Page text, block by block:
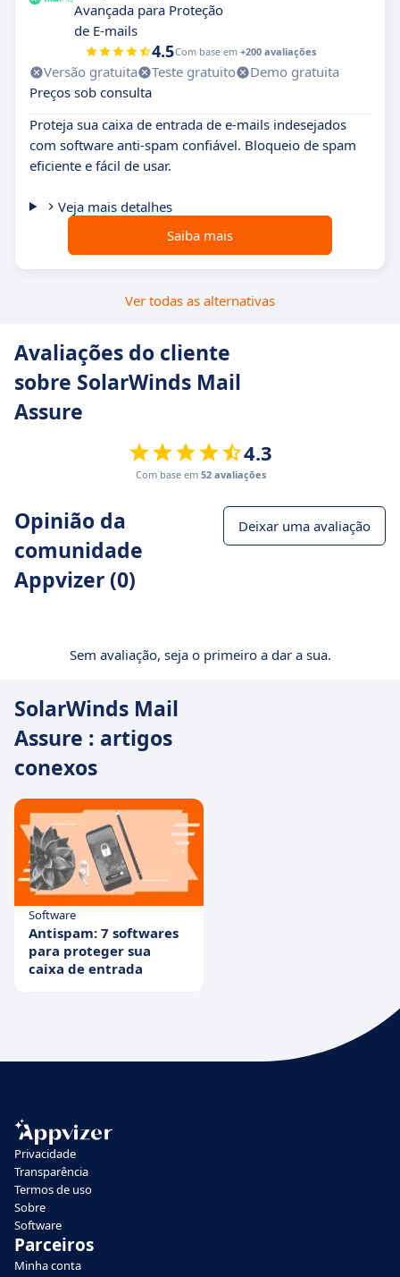
Avançada para Proteção
de E-mails
4.5Com base em +200 avaliações
Versão gratuita Teste gratuito
Demo gratuita
Preços sob consulta
Proteja sua caixa de entrada de e-mails indesejados
com software anti-spam confiável. Bloqueio de spam
eficiente e fácil de usar.
Veja mais detalhes
Saiba mais
Ver todas as alternativas
Avaliações do cliente
sobre SolarWinds Mail
Assure
4.3
Com base em 52 avaliações
Opinião da
comunidade
Appvizer (0)
Deixar uma avaliação
Sem avaliação, seja o primeiro a dar a sua.
SolarWinds Mail
Assure : artigos
conexos
Software
Antispam: 7 softwares
para proteger sua
caixa de entrada
Privacidade
Transparência
Termos de uso
Sobre
Software
Parceiros
Minha conta